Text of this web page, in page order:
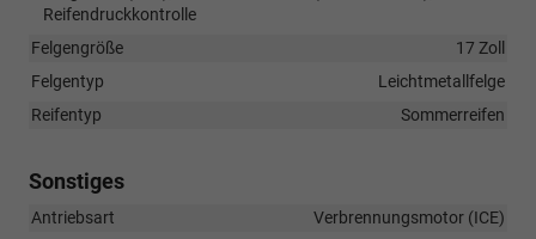
Reifendruckkontrolle
Felgengröße
17 Zoll
Felgentyp
Leichtmetallfelge
Reifentyp
Sommerreifen
Sonstiges
Antriebsart
Verbrennungsmotor (ICE)